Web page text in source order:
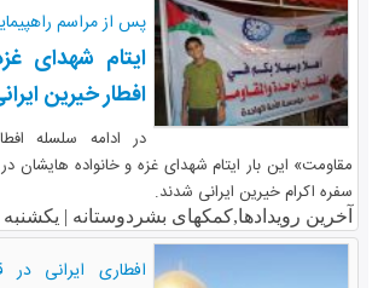
پس از مراسم
ایتام شهدای
افطار خیرین
در ادامه سلسله
مقاومت» این بار ایتام شهدای غزه و خانواده
سفره اکرام خیرین ایرانی شدند.
آخرین رویدادها,کمکهای بشردوستانه | یکشنبه ۲۱ تیر ۱۳۹۴
افطاری ایرانی